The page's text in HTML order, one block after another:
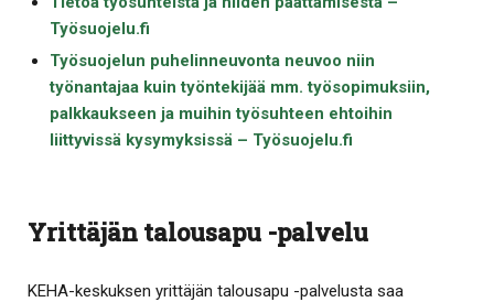
Työsuojelu.fi
Työsuojelun puhelinneuvonta neuvoo niin
työnantajaa kuin työntekijää mm. työsopimuksiin,
palkkaukseen ja muihin työsuhteen ehtoihin
liittyvissä kysymyksissä – Työsuojelu.fi
Yrittäjän talousapu -palvelu
KEHA-keskuksen yrittäjän talousapu -palvelusta saa